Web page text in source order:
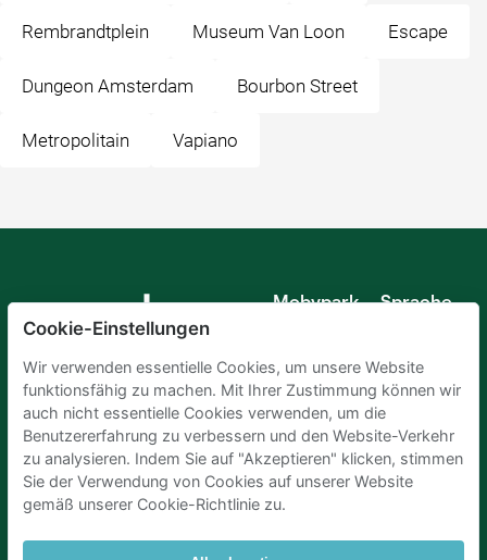
Rembrandtplein Museum Van Loon Escape
Dungeon Amsterdam Bourbon Street
Metropolitain Vapiano
Mobypark
Sprache
Spanisch
Französisch
Italienisch
Niederländisch
Cookie-Einstellungen
Wir verwenden essentielle Cookies, um unsere Website
funktionsfähig zu machen. Mit Ihrer Zustimmung können wir
auch nicht essentielle Cookies verwenden, um die
Benutzererfahrung zu verbessern und den Website-Verkehr
zu analysieren. Indem Sie auf "Akzeptieren" klicken, stimmen
Sie der Verwendung von Cookies auf unserer Website
gemäß unserer Cookie-Richtlinie zu.